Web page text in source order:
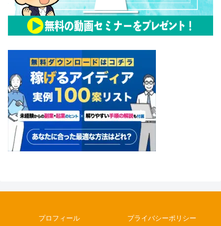
プロフィール プライバシーポリシー